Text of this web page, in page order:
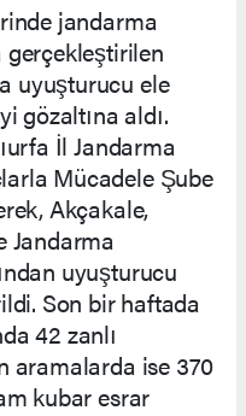
jandarma
uyuşturucu ele
gözaltına aldı.
İl Jandarma
Mücadele Şube
Akçakale,
Jandarma
uyuşturucu
Son bir haftada
42 zanlı
aramalarda ise 370
kubar esrar